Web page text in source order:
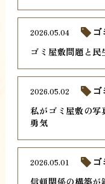
ゴミ屋敷問題と
2026.05.04 ゴ
私がゴミ屋敷の写
勇気
2026.05.02 ゴ
信頼関係の構築
2026.05.01 ゴ